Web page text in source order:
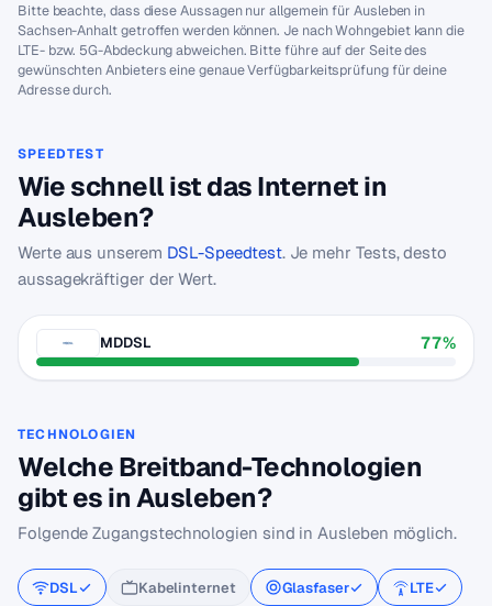
Bitte beachte, dass diese Aussagen nur allgemein für Ausleben in
Sachsen-Anhalt getroffen werden können. Je nach Wohngebiet kann die
LTE- bzw. 5G-Abdeckung abweichen. Bitte führe auf der Seite des
gewünschten Anbieters eine genaue Verfügbarkeitsprüfung für deine
Adresse durch.
SPEEDTEST
Wie schnell ist das Internet in
Ausleben?
Werte aus unserem DSL-Speedtest. Je mehr Tests, desto
aussagekräftiger der Wert.
MDDSL 77%
TECHNOLOGIEN
Welche Breitband-Technologien
gibt es in Ausleben?
Folgende Zugangstechnologien sind in Ausleben möglich.
DSL Kabelinternet Glasfaser
LTE